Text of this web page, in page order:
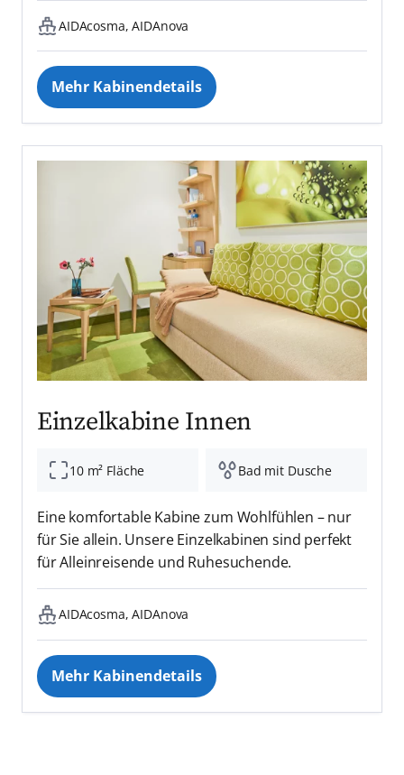
AIDAcosma, AIDAnova
Mehr Kabinendetails
Einzelkabine Innen
10 m² Fläche Bad mit Dusche
Eine komfortable Kabine zum Wohlfühlen – nur
für Sie allein. Unsere Einzelkabinen sind perfekt
für Alleinreisende und Ruhesuchende.
AIDAcosma, AIDAnova
Mehr Kabinendetails